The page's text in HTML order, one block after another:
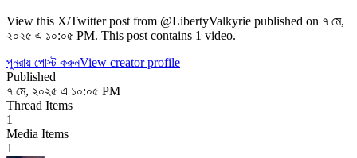
View this X/Twitter post from @LibertyValkyrie published on ৭ মে,
২০২৫ এ ১০:০৫ PM. This post contains 1 video.
পুনরায় পোস্ট করুনView creator profile
Published
৭ মে, ২০২৫ এ ১০:০৫ PM
Thread Items
1
Media Items
1